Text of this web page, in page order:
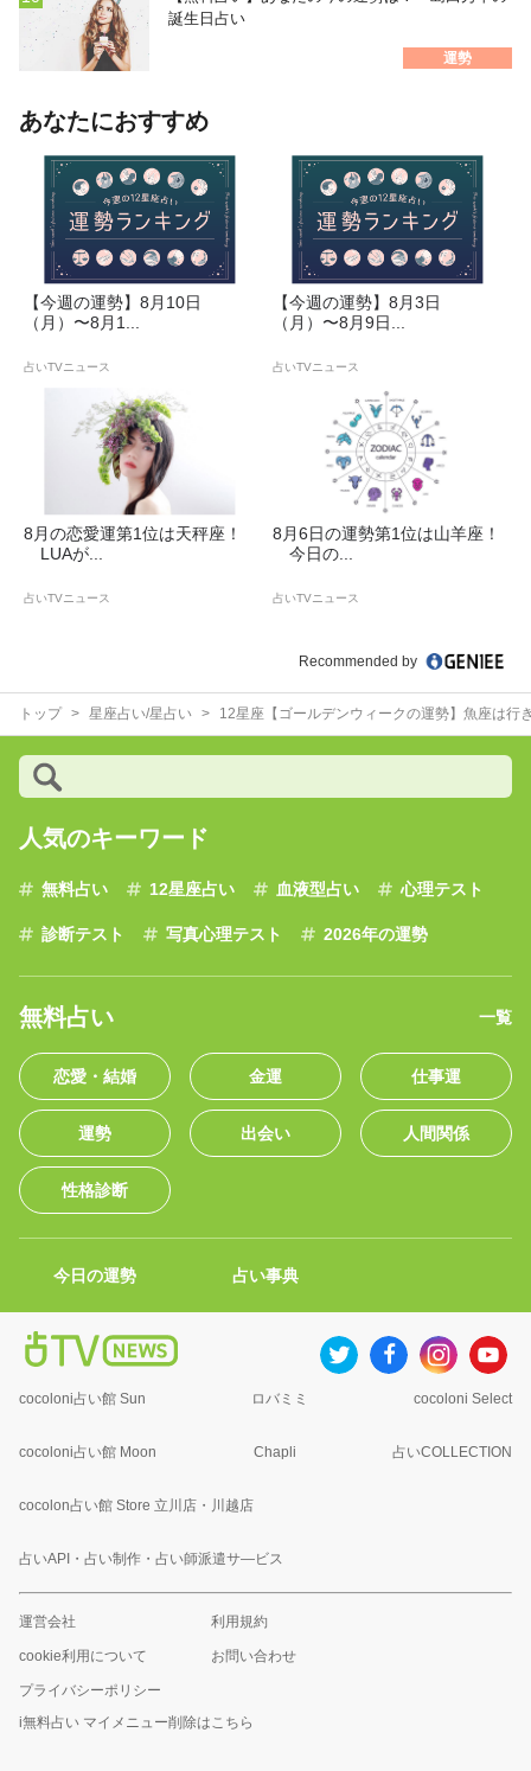
誕生日占い
運勢
あなたにおすすめ
【今週の運勢】8月10日
（月）〜8月1...
占いTVニュース
【今週の運勢】8月3日
（月）〜8月9日...
占いTVニュース
8月の恋愛運第1位は天秤座！
LUAが...
占いTVニュース
8月6日の運勢第1位は山羊座！
今日の...
占いTVニュース
Recommended by
トップ 星座占い/星占い 12星座【ゴールデンウィークの運勢】魚座は行
人気のキーワード
無料占い 12星座占い 血液型占い 心理テスト
診断テスト 写真心理テスト 2026年の運勢
無料占い 一覧
恋愛・結婚 金運 仕事運
運勢 出会い 人間関係
性格診断
今日の運勢 占い事典
cocoloni占い館 Sun ロバミミ cocoloni Select
cocoloni占い館 Moon Chapli 占いCOLLECTION
cocolon占い館 Store 立川店・川越店
占いAPI・占い制作・占い師派遣サ―ビス
運営会社 利用規約
cookie利用について お問い合わせ
プライバシーポリシー
i無料占い マイメニュー削除はこちら